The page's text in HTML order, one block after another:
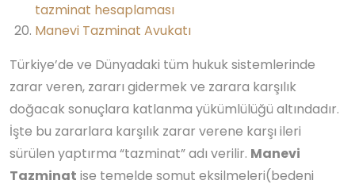
tazminat hesaplaması
Manevi Tazminat Avukatı
Türkiye’de ve Dünyadaki tüm hukuk sistemlerinde
zarar veren, zararı gidermek ve zarara karşılık
doğacak sonuçlara katlanma yükümlülüğü altındadır.
İşte bu zararlara karşılık zarar verene karşı ileri
sürülen yaptırma “tazminat” adı verilir. Manevi
Tazminat ise temelde somut eksilmeleri(bedeni